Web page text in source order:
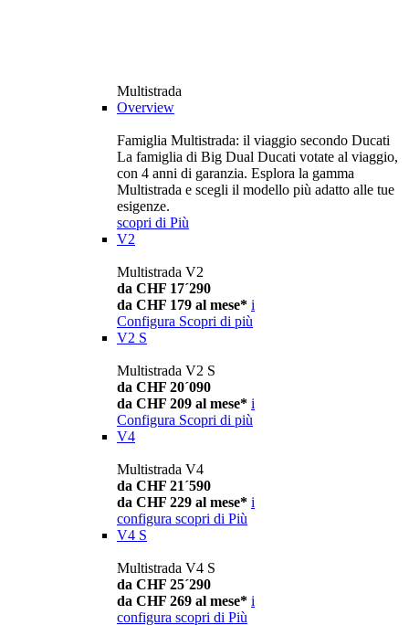
Multistrada
Overview
Famiglia Multistrada: il viaggio secondo Ducati
La famiglia di Big Dual Ducati votate al viaggio,
con 4 anni di garanzia. Esplora la gamma
Multistrada e scegli il modello più adatto alle tue
esigenze.
scopri di Più
V2
Multistrada V2
da CHF 17´290
da CHF 179 al mese* i
Configura Scopri di più
V2 S
Multistrada V2 S
da CHF 20´090
da CHF 209 al mese* i
Configura Scopri di più
V4
Multistrada V4
da CHF 21´590
da CHF 229 al mese* i
configura scopri di Più
V4 S
Multistrada V4 S
da CHF 25´290
da CHF 269 al mese* i
configura scopri di Più